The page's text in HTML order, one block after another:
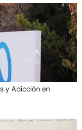
y Adicción en